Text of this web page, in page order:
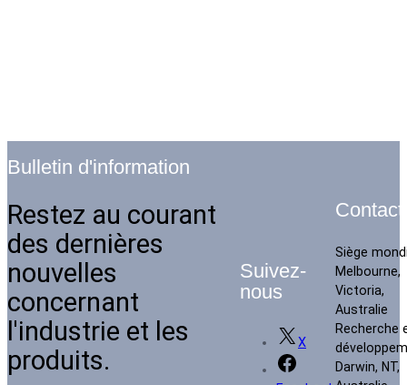
Bulletin d'information
Restez au courant
des dernières
nouvelles
concernant
l'industrie et les
produits.
Suivez-
nous
X
Siège
Melbourne,
Victoria,
Australie
Recherche
Darwin, NT,